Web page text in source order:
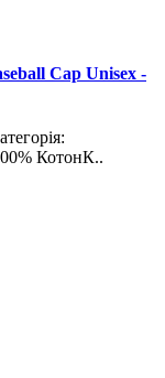
Cap Unisex -
КотонК..